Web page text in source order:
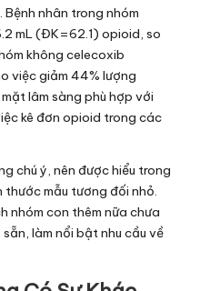
nhân trong nhóm
mL (ĐK=62.1) opioid, so
không celecoxib
việc giảm 44% lượng
lâm sàng phù hợp với
kê đơn opioid trong các
chú ý, nên được hiểu trong
thước mẫu tương đối nhỏ.
nhóm con thêm nữa chưa
làm nổi bật nhu cầu về